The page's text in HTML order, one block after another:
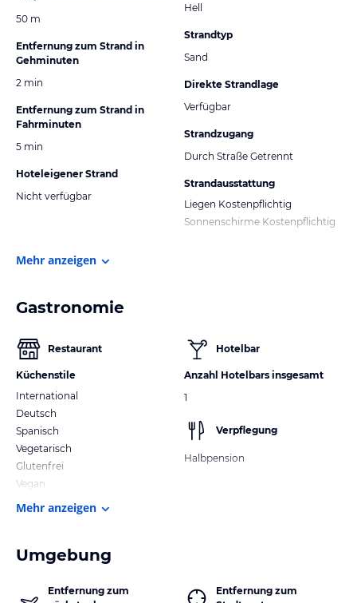
50 m
Entfernung zum Strand in
Gehminuten
2 min
Entfernung zum Strand in
Fahrminuten
5 min
Hoteleigener Strand
Nicht verfügbar
Hell
Strandtyp
Sand
Direkte Strandlage
Verfügbar
Strandzugang
Durch Straße Getrennt
Strandausstattung
Liegen Kostenpflichtig
Sonnenschirme Kostenpflichtig
Mehr anzeigen
Gastronomie
Restaurant
Küchenstile
International
Deutsch
Spanisch
Vegetarisch
Glutenfrei
Vegan
Hotelbar
Anzahl Hotelbars insgesamt
1
Verpflegung
Halbpension
Mehr anzeigen
Umgebung
Entfernung zum
Entfernung zum